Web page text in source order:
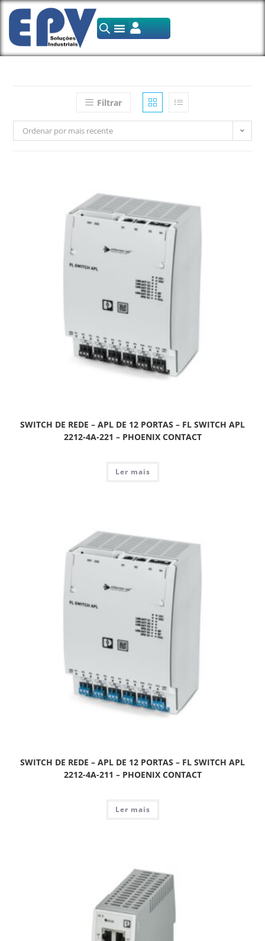
Filtrar
Ordenar por mais recente
SWITCH DE REDE – APL DE 12 PORTAS – FL SWITCH APL
2212-4A-221 – PHOENIX CONTACT
Ler mais
SWITCH DE REDE – APL DE 12 PORTAS – FL SWITCH APL
2212-4A-211 – PHOENIX CONTACT
Ler mais